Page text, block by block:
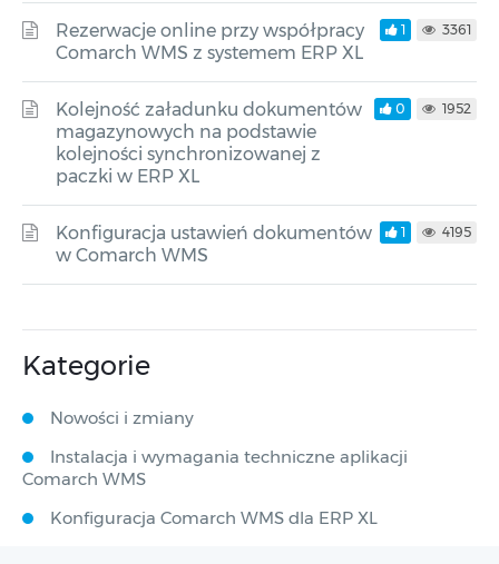
Rezerwacje online przy współpracy
Comarch WMS z systemem ERP XL
1 3361
Kolejność załadunku dokumentów
magazynowych na podstawie
kolejności synchronizowanej z
paczki w ERP XL
0 1952
Konfiguracja ustawień dokumentów
w Comarch WMS
1 4195
Kategorie
Nowości i zmiany
Instalacja i wymagania techniczne aplikacji
Comarch WMS
Konfiguracja Comarch WMS dla ERP XL